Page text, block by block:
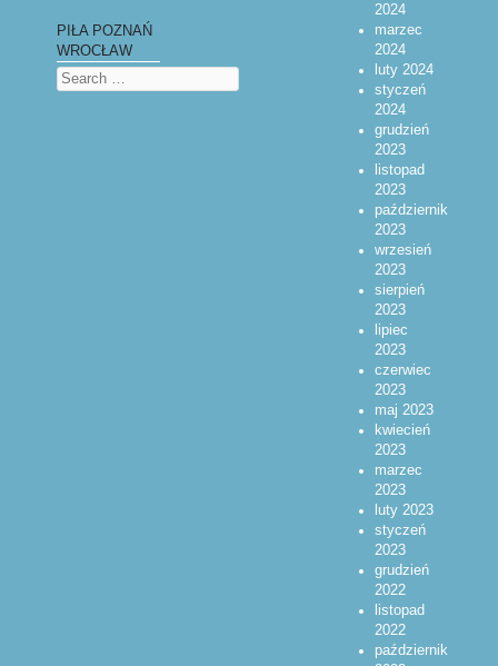
PIŁA POZNAŃ
WROCŁAW
Search
2024
marzec
2024
luty 2024
styczeń
2024
grudzień
2023
listopad
2023
październik
2023
wrzesień
2023
sierpień
2023
lipiec
2023
czerwiec
2023
maj 2023
kwiecień
2023
marzec
2023
luty 2023
styczeń
2023
grudzień
2022
listopad
2022
październik